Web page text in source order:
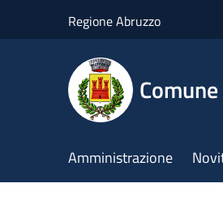
Regione Abruzzo
Amministrazione